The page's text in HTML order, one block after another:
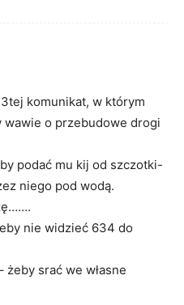
komunikat, w którym
wawie o przebudowe drogi
podać mu kij od szczotki-
niego pod wodą.
nie widzieć 634 do
srać we własne